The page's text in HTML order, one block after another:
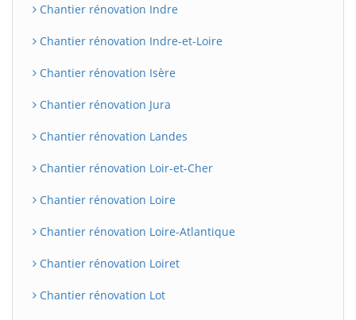
Chantier rénovation Indre
Chantier rénovation Indre-et-Loire
Chantier rénovation Isère
Chantier rénovation Jura
Chantier rénovation Landes
Chantier rénovation Loir-et-Cher
Chantier rénovation Loire
Chantier rénovation Loire-Atlantique
Chantier rénovation Loiret
Chantier rénovation Lot
B Assistant en ligne